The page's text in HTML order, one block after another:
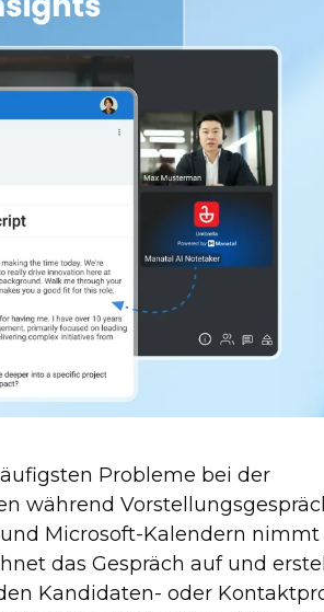
Probleme bei der
während
Microsoft-Kalendern nimmt
das Gespräch auf und
Kandidaten- oder